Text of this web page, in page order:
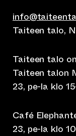
Taiteen talo,
Taiteen talo
Taiteen talon
23, pe-la klo
Café
23, pe-la klo